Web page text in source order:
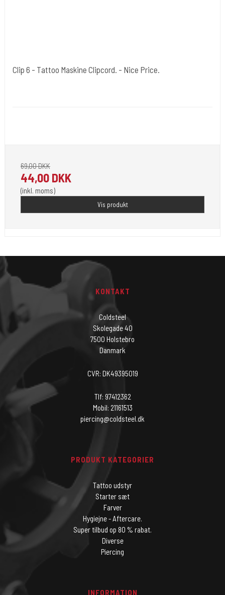
Clip 6 - Tattoo Maskine Clipcord. - Nice Price.
69,00 DKK
44,00 DKK
(inkl. moms)
Vis produkt
KONTAKT
Coldsteel
Skolegade 40
7500 Holstebro
Danmark
CVR: DK49395019
Tlf: 97412362
Mobil: 21161513
piercing@coldsteel.dk
PRODUKT KATEGORIER
Tattoo udstyr
Starter sæt
Farver
Hygiejne - Aftercare.
Super tilbud op 80 % rabat.
Diverse
Piercing
INFORMATION